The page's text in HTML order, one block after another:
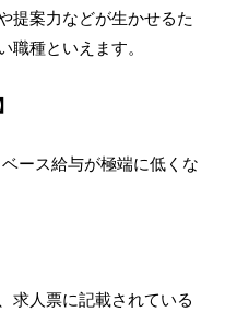
提案力などが生かせるた
職種といえます。
ース給与が極端に低くな
求人票に記載されている